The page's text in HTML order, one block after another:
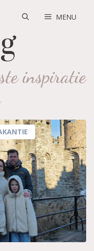
MENU
inspiratie